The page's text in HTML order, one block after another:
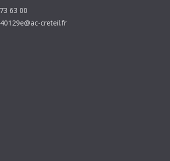
63 00
creteil.fr